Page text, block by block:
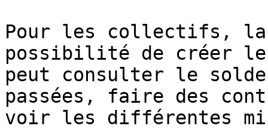
Pour les collectifs,
possibilité de créer
peut consulter le
passées, faire des
voir les différentes